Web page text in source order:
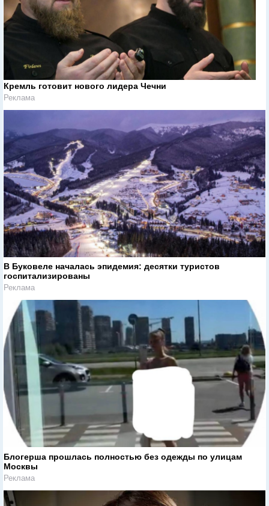
Кремль готовит нового лидера Чечни
Реклама
В Буковеле началась эпидемия: десятки туристов
госпитализированы
Реклама
Блогерша прошлась полностью без одежды по улицам
Москвы
Реклама